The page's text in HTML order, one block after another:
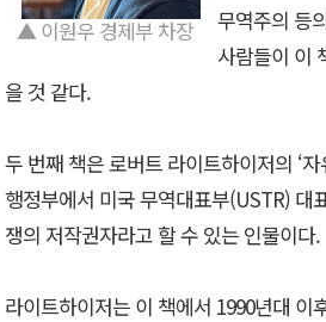
▲ 이원우 경제부 차장
무역주의 등
사람들이 이
을 것 같다.
두 번째 책은 로버트 라이트하이저의 ‘
행정부에서 미국 무역대표부(USTR) 대
쟁의 저작권자라고 할 수 있는 인물이다.
라이트하이저는 이 책에서 1990년대